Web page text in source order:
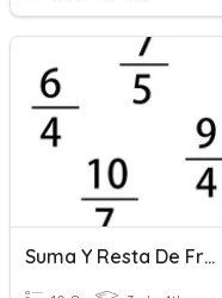
Suma Y Resta De Fracciones